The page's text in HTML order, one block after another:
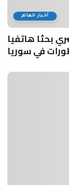
أخبار العالم
بحثا هاتفيا
في سوريا